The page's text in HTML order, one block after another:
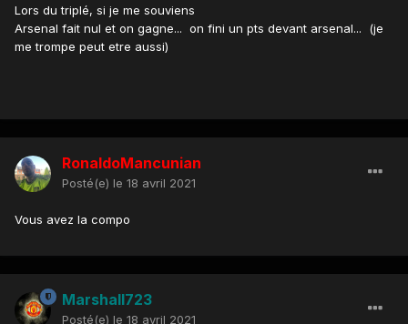
Lors du triplé, si je me souviens
Arsenal fait nul et on gagne... on fini un pts devant arsenal... (je
me trompe peut etre aussi)
RonaldoMancunian
Posté(e) le 18 avril 2021
Vous avez la compo
Marshall723
Posté(e) le 18 avril 2021